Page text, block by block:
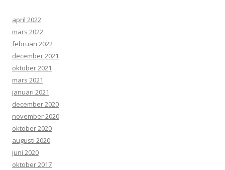
april 2022
mars 2022
februari 2022
december 2021
oktober 2021
mars 2021
januari 2021
december 2020
november 2020
oktober 2020
augusti 2020
juni 2020
oktober 2017